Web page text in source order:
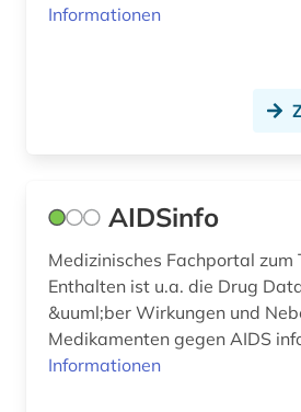
diagnoseschlüssel (1)
digitalisierung (2)
din-en-iso-norm (1)
Informationen
AIDSinfo
Medizinisches Fachportal zum
Enthalten ist u.a. die Drug
&uuml;ber Wirkungen und
Medikamenten gegen AIDS
Informationen